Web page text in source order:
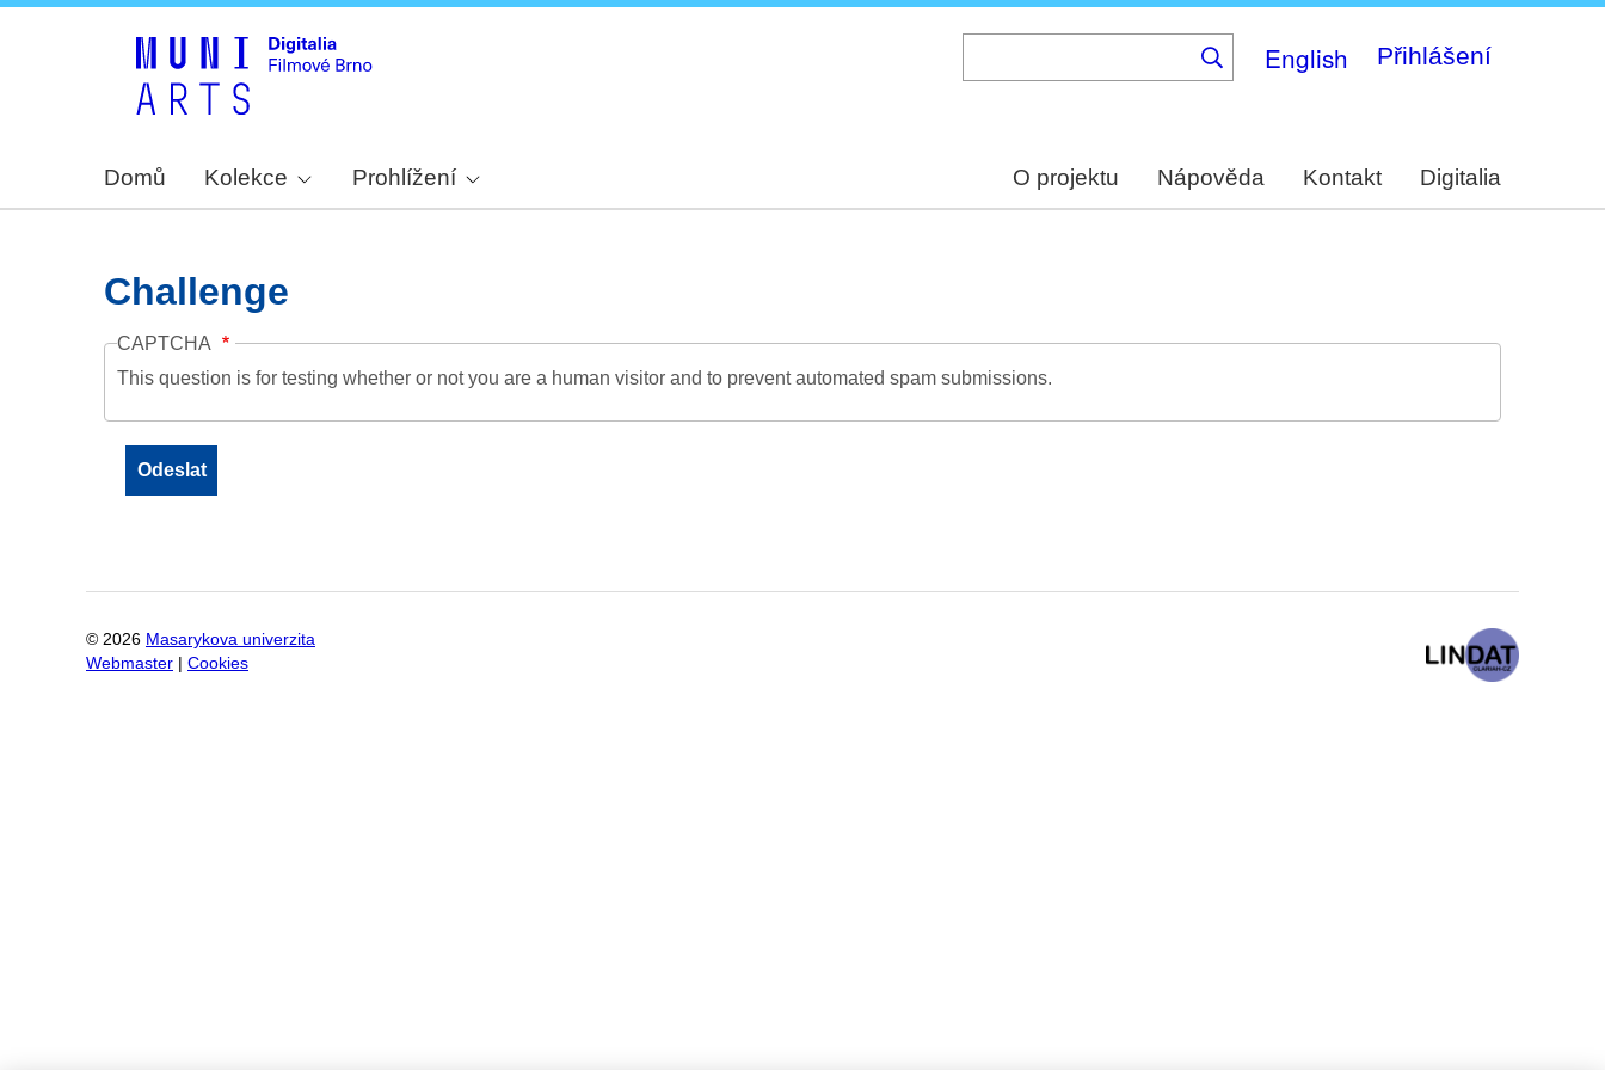
English Přihlášení
Domů Kolekce Prohlížení O projektu Nápověda Kontakt Digitalia
Challenge
CAPTCHA
This question is for testing whether or not you are a human visitor and to prevent automated spam submissions.
© 2026 Masarykova univerzita
Webmaster
Cookies